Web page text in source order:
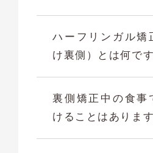
ハーフリンガル矯
け裏側）とは何で
裏側矯正中の食事
けることはありま